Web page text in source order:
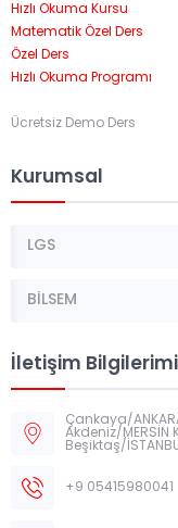
Hızlı Okuma Kursu
Matematik Özel Ders
Özel Ders
Hızlı Okuma Programı
Ücretsiz Demo Ders
Kurumsal
LGS
BİLSEM
İletişim
Çankaya/
Akdeniz/MERSİN
Beşiktaş/
+9 05415980041